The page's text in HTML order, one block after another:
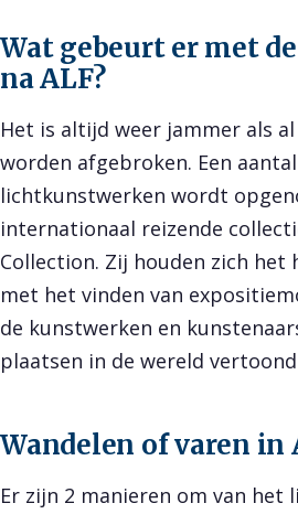
Wat gebeurt er met
na ALF?
Het is altijd weer jammer als
worden afgebroken. Een
lichtkunstwerken wordt
internationaal reizende
Collection. Zij houden zich het
met het vinden van
de kunstwerken en
plaatsen in de wereld
Wandelen of varen in
Er zijn 2 manieren om van het